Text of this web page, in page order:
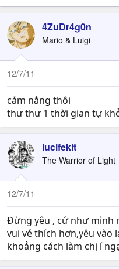
4ZuDr4g0n
Mario & Luigi
12/7/11
cảm nắng thôi
thư thư 1 thời gian tự
lucifekit
The Warrior of Light
12/7/11
Đừng yêu , cứ như mình
vui vẻ thích hơn,yêu vào
khoảng cách làm chị í